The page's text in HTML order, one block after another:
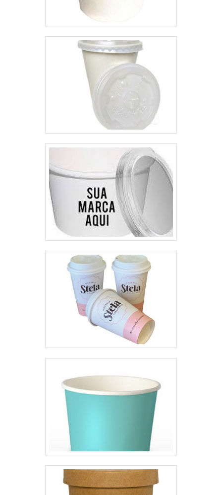
e stand up pouch com zíper.É
uma empresa comprometida
com seus serviços e uma
empresa altamente qualificada,
padrões alcançados por conter
escritório de alta qualidade onde
são realizadas as atividades e
biblioteca técnica de apoio. Tudo
isso, somado a uma equipe
multidisciplinar de consultores
associados e designers
qualificados e prontos para
melhor atender as necessidades
dos clientes, comprova sua
essência de trazer o melhor para
todos os clientes.